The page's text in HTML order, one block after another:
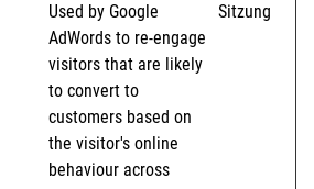
Used by Google
AdWords to re-engage
visitors that are likely
to convert to
customers based on
the visitor's online
behaviour across
Sitzung